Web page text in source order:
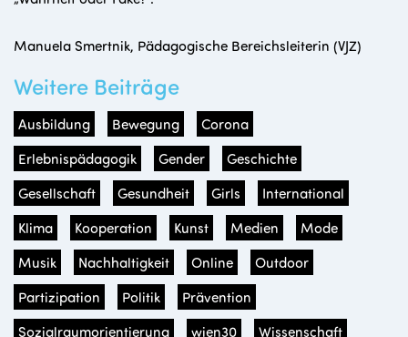
Manuela Smertnik, Pädagogische Bereichsleiterin (VJZ)
Weitere Beiträge
Ausbildung Bewegung
Corona
Erlebnispädagogik
Gender
Geschichte
Gesellschaft
Gesundheit Girls
International
Klima
Kooperation Kunst Medien
Mode
Musik
Nachhaltigkeit Online
Outdoor
Partizipation
Politik
Prävention
Sozialraumorientierung
wien30 Wissenschaft